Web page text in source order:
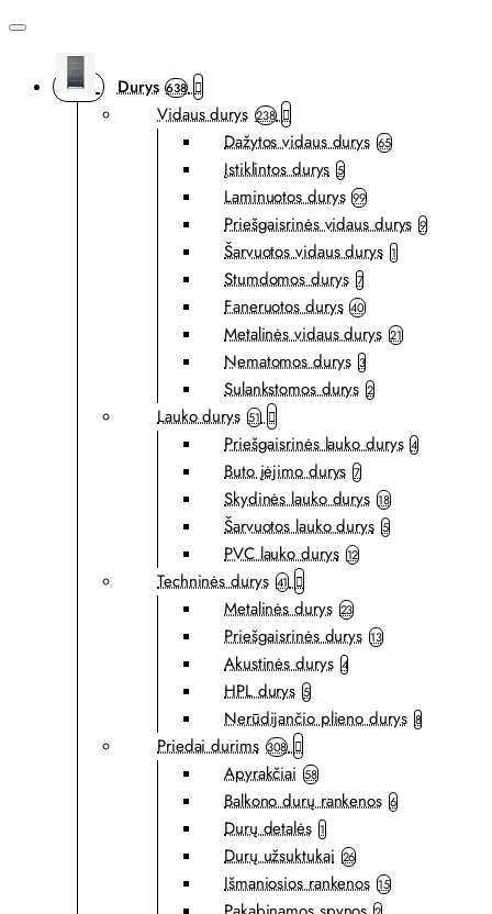
Durys 638
Vidaus durys 238
Dažytos vidaus durys 65
Įstiklintos durys 5
Laminuotos durys 99
Priešgaisrinės vidaus durys 9
Šarvuotos vidaus durys 1
Stumdomos durys 7
Faneruotos durys 40
Metalinės vidaus durys 21
Nematomos durys 3
Sulankstomos durys 2
Lauko durys 51
Priešgaisrinės lauko durys 4
Buto įėjimo durys 7
Skydinės lauko durys 18
Šarvuotos lauko durys 5
PVC lauko durys 12
Techninės durys 41
Metalinės durys 23
Priešgaisrinės durys 13
Akustinės durys 4
HPL durys 5
Nerūdijančio plieno durys 8
Priedai durims 308
Apyrakčiai 58
Balkono durų rankenos 6
Durų detalės 1
Durų užsuktukai 26
Išmaniosios rankenos 15